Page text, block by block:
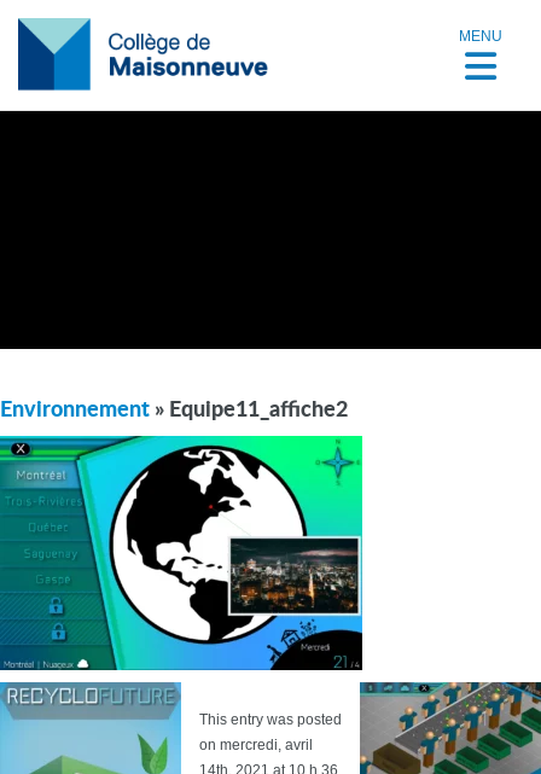
MENU
Environnement » Equipe11_affiche2
This entry was posted
on mercredi, avril
14th, 2021 at 10 h 36